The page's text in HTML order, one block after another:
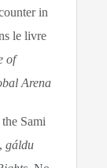
in
le livre
of
Arena
Sami
gáldu